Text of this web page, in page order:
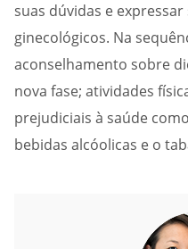
suas dúvidas e
ginecológicos. Na
aconselhamento sobre
nova fase; atividades
prejudiciais à saúde
bebidas alcóolicas e o